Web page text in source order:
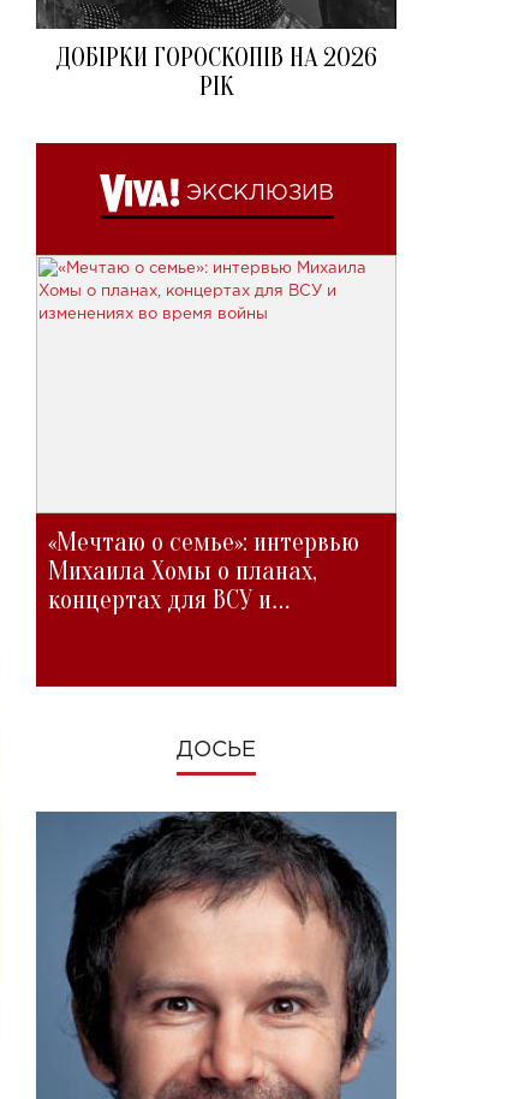
ДОБІРКИ ГОРОСКОПІВ НА 2026
РІК
ЭКСКЛЮЗИВ
«Мечтаю о семье»: интервью
Михаила Хомы о планах,
концертах для ВСУ и
ДОСЬЕ